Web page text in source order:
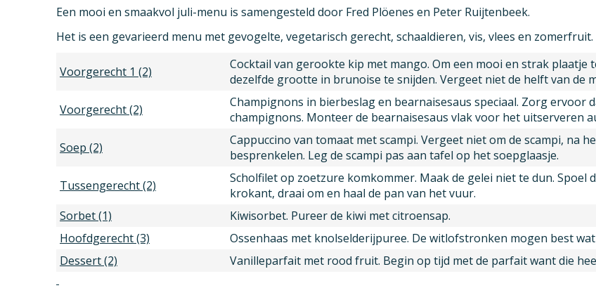
Een mooi en smaakvol juli-menu is samengesteld door Fred Plöenes en Peter Ruijtenbeek.
Het is een gevarieerd menu met gevogelte, vegetarisch gerecht, schaaldieren, vis, vlees en zomerfruit.
Voorgerecht 1 (2)
Cocktail van gerookte kip met mango. Om een mooi en strak
dezelfde grootte in brunoise te snijden. Vergeet niet de helft van de
Voorgerecht (2)
Champignons in bierbeslag en bearnaisesaus speciaal. Zorg ervoor
champignons. Monteer de bearnaisesaus vlak voor het uitserveren
Soep (2)
Cappuccino van tomaat met scampi. Vergeet niet om de scampi, na
besprenkelen. Leg de scampi pas aan tafel op het soepglaasje.
Tussengerecht (2)
Scholfilet op zoetzure komkommer. Maak de gelei niet te dun. Spoel
krokant, draai om en haal de pan van het vuur.
Sorbet (1)
Kiwisorbet. Pureer de kiwi met citroensap.
Hoofdgerecht (3)
Ossenhaas met knolselderijpuree. De witlofstronken mogen best
Dessert (2)
Vanilleparfait met rood fruit. Begin op tijd met de parfait want die